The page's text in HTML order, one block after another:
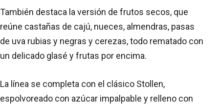
También destaca la versión de frutos secos, que
reúne castañas de cajú, nueces, almendras, pasas
de uva rubias y negras y cerezas, todo rematado con
un delicado glasé y frutas por encima.
La línea se completa con el clásico Stollen,
espolvoreado con azúcar impalpable y relleno con